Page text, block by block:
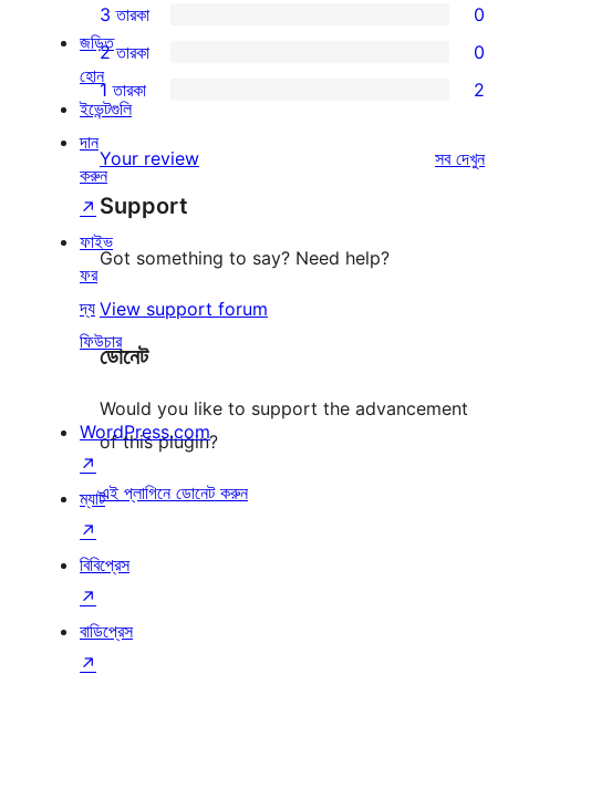
স্টার
রিভিউ
4-
স্টার
রিভিউ
0টি
3-
স্টার
3 তারকা 0
0টি
2-
স্টার
রিভিউ
2 তারকা 0
2টি
1-
স্টার
রিভিউ
1 তারকা 2
Your review সবরিভিউ
দেখুন
Support
Got something to say? Need help?
View support forum
ডোনেট
Would you like to support the advancement
of this plugin?
এই প্লাগিনে ডোনেট করুন
জড়িত
হোন
ইভেন্টগুলি
দান
করুন
↗
ফাইভ
ফর
দ্য
ফিউচার
WordPress.com
↗
ম্যাট
↗
বিবিপ্রেস
↗
বাডিপ্রেস
↗